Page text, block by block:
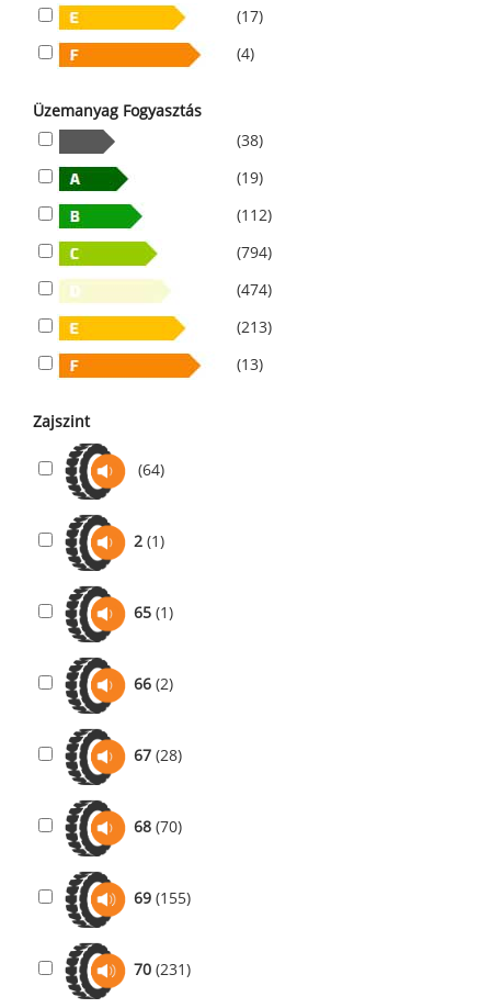
(17)
(4)
Üzemanyag Fogyasztás
(38)
(19)
(112)
(794)
(474)
(213)
(13)
Zajszint
(64)
2 (1)
65 (1)
66 (2)
67 (28)
68 (70)
69 (155)
70 (231)